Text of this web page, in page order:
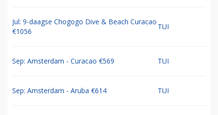
Jul: 9-daagse Chogogo Dive & Beach Curacao
€1056
TUI
Sep: Amsterdam - Curacao €569 TUI
Sep: Amsterdam - Aruba €614 TUI